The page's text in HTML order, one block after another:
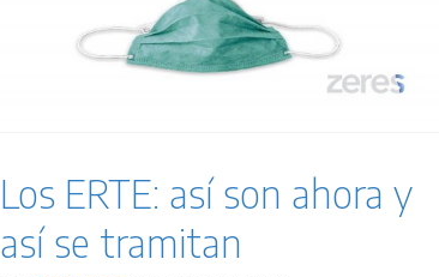
Los ERTE: así son ahora y
así se tramitan